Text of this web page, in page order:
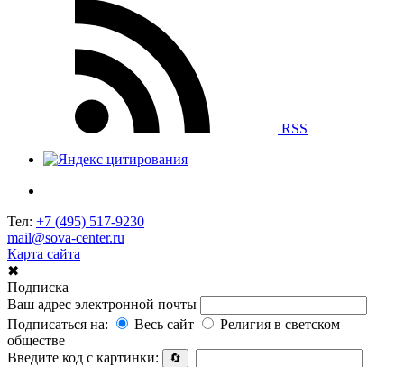
RSS
Тел: +7 (495) 517-9230
mail@sova-center.ru
Карта сайта
✖
Подписка
Ваш адрес электронной почты
Подписаться на:
Весь сайт
Религия в светском
обществе
Введите код с картинки:
🔄